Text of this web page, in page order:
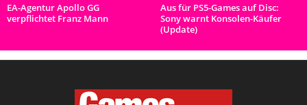
EA-Agentur Apollo GG
verpflichtet Franz Mann
Aus für PS5-Games auf Disc:
Sony warnt Konsolen-Käufer
(Update)